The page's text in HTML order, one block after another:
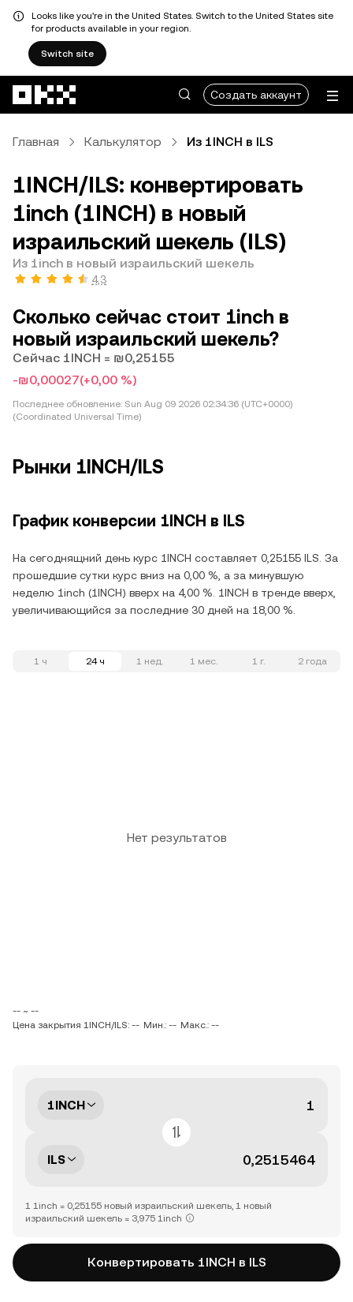
Looks like you're in the United States. Switch to the United States site
for products available in your region.
Switch site
Создать аккаунт
Главная Калькулятор Из 1INCH в ILS
1INCH/ILS: конвертировать
1inch (1INCH) в новый
израильский шекель (ILS)
Из 1inch в новый израильский шекель
4,3
Сколько сейчас стоит 1inch в
новый израильский шекель?
Сейчас 1INCH = ₪0,25155
-₪0,00027(+0,00 %)
Последнее обновление: Sun Aug 09 2026 02:34:36 (UTC+0000)
(Coordinated Universal Time)
Рынки 1INCH/ILS
График конверсии 1INCH в ILS
На сегоднящний день курс 1INCH составляет 0,25155 ILS. За
прошедшие сутки курс вниз на 0,00 %, а за минувшую
неделю 1inch (1INCH) вверх на 4,00 %. 1INCH в тренде вверх,
увеличивающийся за последние 30 дней на 18,00 %.
1 ч 24 ч 1 нед. 1 мес. 1 г. 2 года
Нет результатов
-- ~ --
Цена закрытия 1INCH/ILS: -- Мин.: -- Макс.: --
1INCH
ILS
1 1inch = 0,25155 новый израильский шекель, 1 новый
израильский шекель = 3,975 1inch
Конвертировать 1INCH в ILS